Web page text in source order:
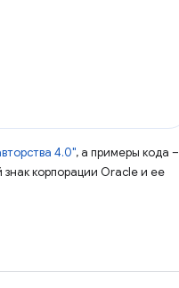
4.0", а примеры кода –
корпорации Oracle и ее